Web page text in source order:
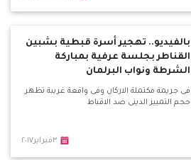
بالفيديو.. تهجير أسرة قبطية بشبين
القناطر بجلسة عرفية بمباركة
الشرطة ونواب البرلمان
فى جريمة مكتملة الاركان وفى واقعة غريبة تظهر
حجم التمييز الدينى ضد الاقباط
٣فبراير٢٠١٧